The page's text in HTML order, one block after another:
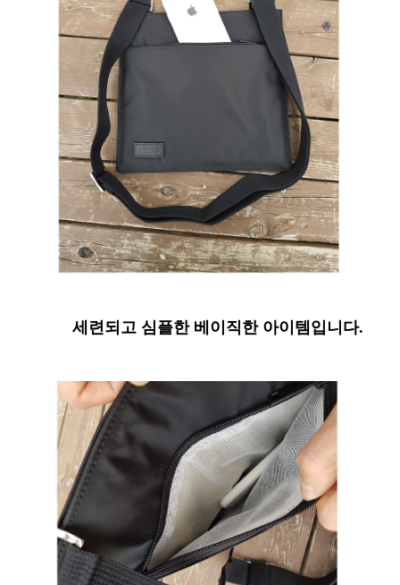
세련되고 심플한 베이직한 아이템입니다.